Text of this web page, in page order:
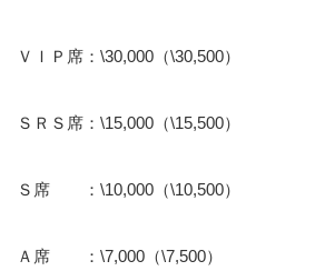
ＶＩＰ席：\30,000（\30,500）
ＳＲＳ席：\15,000（\15,500）
Ｓ席 ：\10,000（\10,500）
Ａ席 ：\7,000（\7,500）